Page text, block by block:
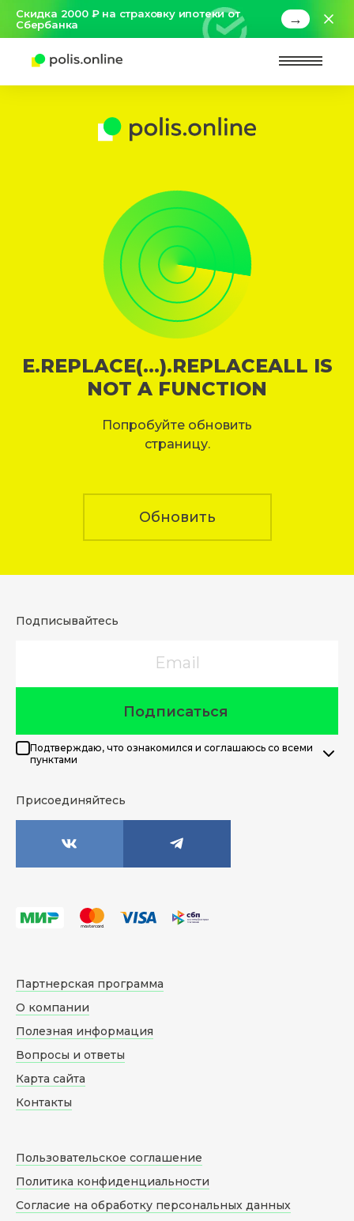
Скидка 2000 ₽ на страховку ипотеки от
Сбербанка
→
E.REPLACE(...).REPLACEALL IS
NOT A FUNCTION
Попробуйте обновить
страницу.
Обновить
Подписывайтесь
Подписаться
Подтверждаю, что ознакомился и соглашаюсь со всеми
пунктами
Присоединяйтесь
Партнерская программа
О компании
Полезная информация
Вопросы и ответы
Карта сайта
Контакты
Пользовательское соглашение
Политика конфиденциальности
Согласие на обработку персональных данных